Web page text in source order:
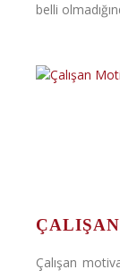
belli
Çalışan